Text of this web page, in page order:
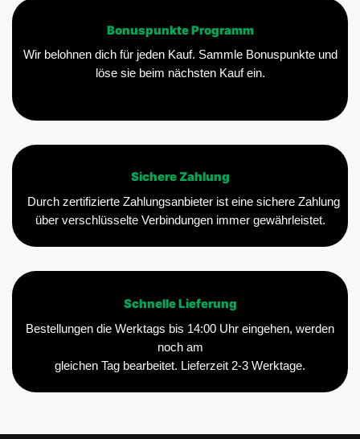
Bonuspunkte Programm
Wir belohnen dich für jeden Kauf. Sammle Bonuspunkte und
löse sie beim nächsten Kauf ein.
Sichere Zahlung
Durch zertifizierte Zahlungsanbieter ist eine sichere Zahlung
über verschlüsselte Verbindungen immer gewährleistet.
Schnelle Lieferung
Bestellungen die Werktags bis 14:00 Uhr eingehen, werden
noch am
gleichen Tag bearbeitet. Lieferzeit 2-3 Werktage.